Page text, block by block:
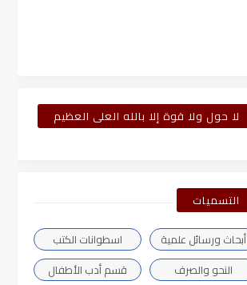
لا حول ولا قوة إلا بالله العلى العظيم
التسميات
أبحاث ورسائل علمية
اسطوانات الكتب
النحو والصرف
قسم أدب الأطفال